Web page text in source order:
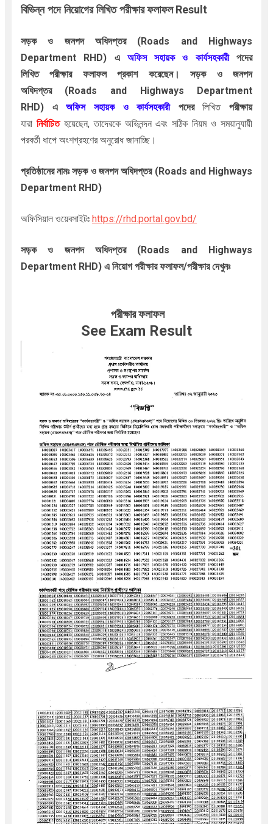
বিভিন্ন পদে নিয়োগের লিখিত পরীক্ষার ফলাফল Result
সড়ক ও জনপদ অধিদপ্তর(Roads and Highways
Department RHD) এ অফিস সহায়ক ও কার্যসহকারী পদের
লিখিতপরীক্ষার ফলাফল প্রকাশ করেছেন।
সড়ক ও জনপদ
অধিদপ্তর(Roads and Highways Department
RHD)এঅফিস সহায়ক ও কার্যসহকারী পদেরলিখিত পরীক্ষায়
যারা নির্বাচিতহয়েছেন, তাদেরকে অভিনন্দন এবং সঠিক নিয়ম ও সময়ানুযায়ী
পরবর্তী ধাপে অংশগ্রহণেরঅনুরোধ জানাচ্ছি।
প্রতিষ্ঠানের নামঃসড়ক ও জনপদ অধিদপ্তর(Roads and Highways
Department RHD)
অফিসিয়াল ওয়েবসাইটঃ https://rhd.portal.gov.bd/
সড়ক ও জনপদ অধিদপ্তর(Roads and Highways
Department RHD) এ নিয়োগ পরীক্ষার ফলাফল/পরীক্ষার দেখুনঃ
পরীক্ষার ফলাফল
See Exam Result